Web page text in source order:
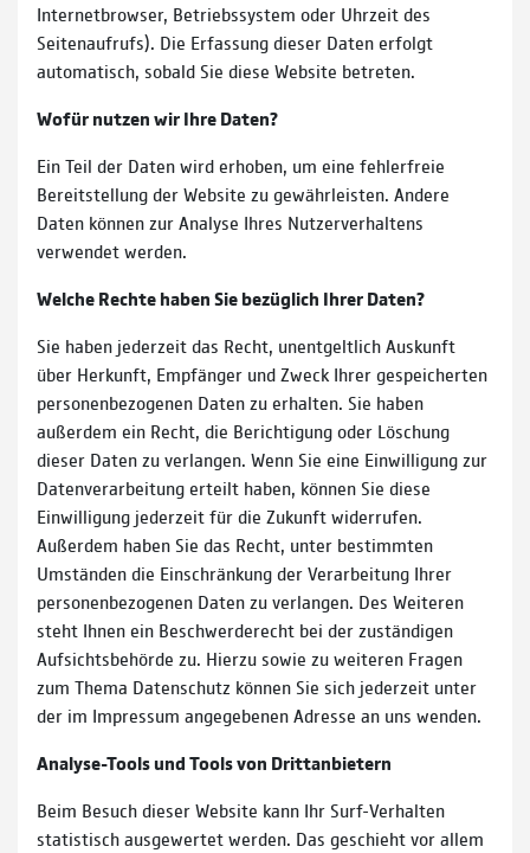
Internetbrowser, Betriebssystem oder Uhrzeit des
Seitenaufrufs). Die Erfassung dieser Daten erfolgt
automatisch, sobald Sie diese Website betreten.
Wofür nutzen wir Ihre Daten?
Ein Teil der Daten wird erhoben, um eine fehlerfreie
Bereitstellung der Website zu gewährleisten. Andere
Daten können zur Analyse Ihres Nutzerverhaltens
verwendet werden.
Welche Rechte haben Sie bezüglich Ihrer Daten?
Sie haben jederzeit das Recht, unentgeltlich Auskunft
über Herkunft, Empfänger und Zweck Ihrer gespeicherten
personenbezogenen Daten zu erhalten. Sie haben
außerdem ein Recht, die Berichtigung oder Löschung
dieser Daten zu verlangen. Wenn Sie eine Einwilligung zur
Datenverarbeitung erteilt haben, können Sie diese
Einwilligung jederzeit für die Zukunft widerrufen.
Außerdem haben Sie das Recht, unter bestimmten
Umständen die Einschränkung der Verarbeitung Ihrer
personenbezogenen Daten zu verlangen. Des Weiteren
steht Ihnen ein Beschwerderecht bei der zuständigen
Aufsichtsbehörde zu. Hierzu sowie zu weiteren Fragen
zum Thema Datenschutz können Sie sich jederzeit unter
der im Impressum angegebenen Adresse an uns wenden.
Analyse-Tools und Tools von Dritt­anbietern
Beim Besuch dieser Website kann Ihr Surf-Verhalten
statistisch ausgewertet werden. Das geschieht vor allem